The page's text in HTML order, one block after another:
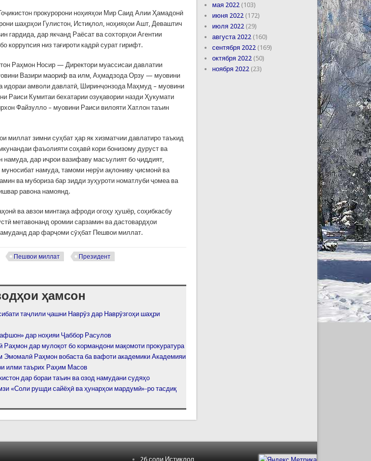
прокуророни ноҳияҳои Мир Саид Алии Ҳамадонӣ
шаҳрҳои Гулистон, Истиқлол, ноҳияҳои Ашт, Деваштич
гардида, дар якчанд Раёсат ва сохторҳои Агентии
коррупсия низ тағироти кадрӣ сурат гирифт.
Раҳмон Носир — Директори муассисаи давлатии
Вазири маориф ва илм, Аҳмадзода Орзу — муовини
идораи амволи давлатӣ, Ширинҷонзода Маҳмуд – муовини
Раиси Кумитаи бехатарии озуқавории назди Ҳукумати
Файзулло – муовини Раиси вилояти Хатлон таъин
миллат зимни суҳбат ҳар як хизматчии давлатиро таъкид
фаъолияти соҳавӣ кори бонизому дуруст ва
намуда, дар иҷрои вазифаву масъулият бо ҷиддият,
намуда, тамоми нерӯи ақлониву ҷисмонӣ ва
ва мубориза бар зидди зуҳуроти номатлуби ҷомеа ва
равона намоянд.
ва авзои минтақа афроди огоҳу ҳушёр, соҳибкасбу
метавонанд оромии сарзамин ва дастовардҳои
дар фарҷоми сӯҳбат Пешвои миллат.
Пешвои миллат
Президент
ҳамсон
таҷлили ҷашни Наврӯз дар Наврӯзгоҳи шаҳри
дар ноҳияи Ҷаббор Расулов
дар мулоқот бо кормандони мақомоти прокуратура
Раҳмон вобаста ба вафоти академики Академияи
илми таърих Раҳим Масов
дар бораи таъин ва озод намудани судяҳо
«Соли рушди сайёҳӣ ва ҳунарҳои мардумӣ»-ро тасдиқ
мая 2022 (103)
июня 2022 (172)
июля 2022 (29)
августа 2022 (160)
сентября 2022 (169)
октября 2022 (50)
ноября 2022 (23)
26 соли Истиқлол